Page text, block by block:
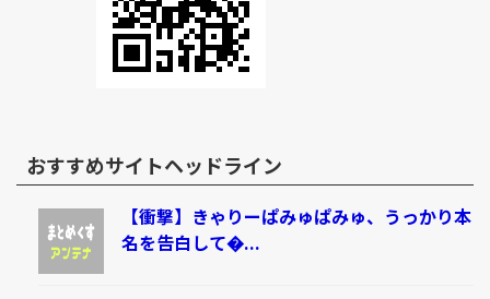
おすすめサイトヘッドライン
【衝撃】きゃりーぱみゅぱみゅ、うっかり本
名を告白して�...